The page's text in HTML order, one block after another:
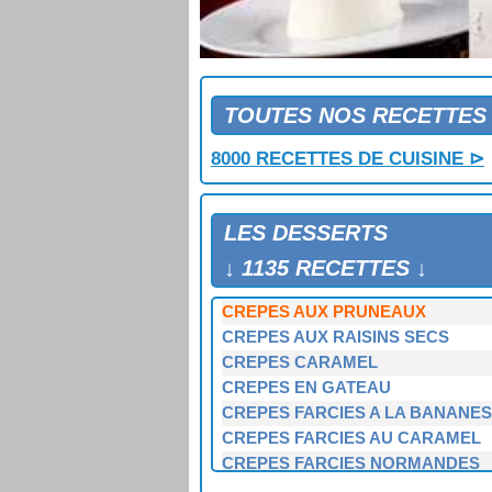
TOUTES NOS RECETTES
8000 RECETTES DE CUISINE ⊳
LES DESSERTS
↓ 1135 RECETTES ↓
CREPES AU CHOCOLAT
CREPES AU CHOCOLAT CHAUD
CREPES AU CITRON
CREPES AU MIEL ET AUX NOIX
CREPES AUX AMANDES
CREPES AUX FRAMBOISES
CREPES AUX MYRTILLES
CREPES AUX NOIX
CREPES AUX PECHES ET AU
CREPES AUX POIRES SAUCE
CREPES AUX POMMES
CREPES AUX PRUNEAUX
CREPES AUX RAISINS SECS
CREPES CARAMEL
CREPES EN GATEAU
CREPES FARCIES A LA BANANES
CREPES FARCIES AU CARAMEL
CREPES FARCIES NORMANDES